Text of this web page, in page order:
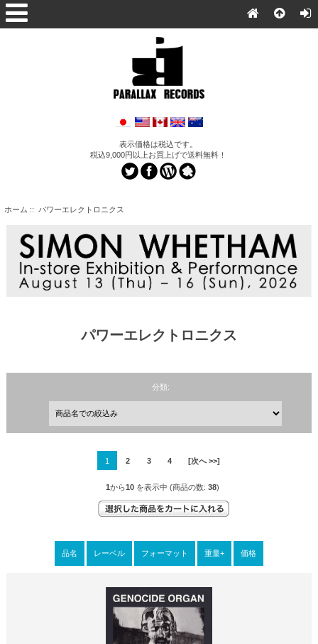
表示価格は税込です。
税込9,000円以上お買上げで送料無料！
ホーム :: パワーエレクトロニクス
パワーエレクトロニクス
分類:
1 2 3 4 [次へ >>]
1から10 を表示中 (商品の数: 38)
品名 レーベル フォーマット 重量+ 価格